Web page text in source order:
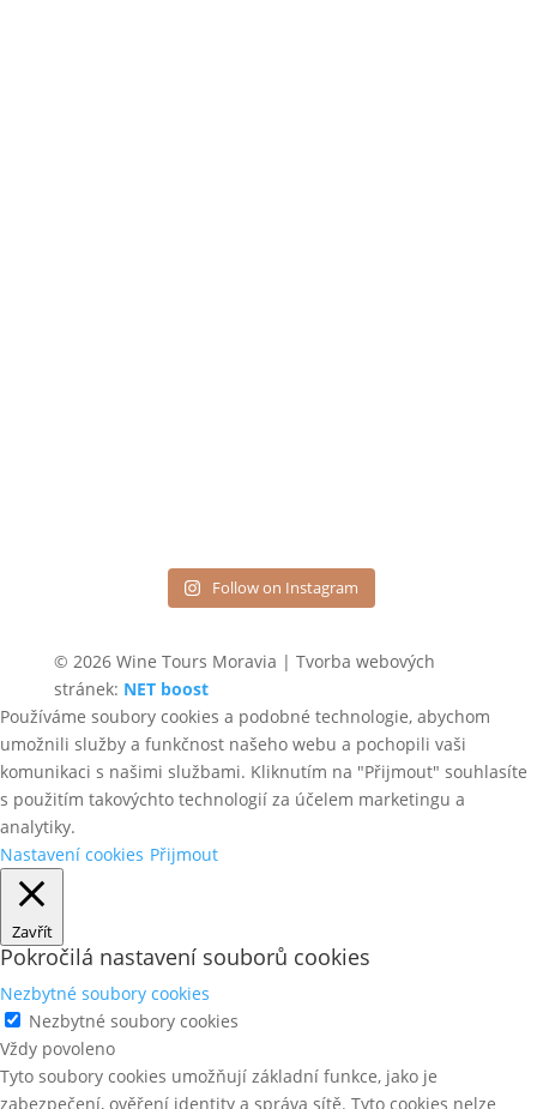
Follow on Instagram
© 2026 Wine Tours Moravia | Tvorba webových
stránek: NET boost
Používáme soubory cookies a podobné technologie, abychom
umožnili služby a funkčnost našeho webu a pochopili vaši
komunikaci s našimi službami. Kliknutím na "Přijmout" souhlasíte
s použitím takovýchto technologií za účelem marketingu a
analytiky.
Nastavení cookies Přijmout
Zavřít
Pokročilá nastavení souborů cookies
Nezbytné soubory cookies
Nezbytné soubory cookies
Vždy povoleno
Tyto soubory cookies umožňují základní funkce, jako je
zabezpečení, ověření identity a správa sítě. Tyto cookies nelze